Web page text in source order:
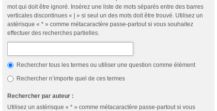
mot qui doit être ignoré. Insérez une liste de mots séparés entre des barres
verticales discontinues « | » si seul un des mots doit être trouvé. Utilisez un
astérisque « * » comme métacaractère passe-partout si vous souhaitez
effectuer des recherches partielles.
Rechercher tous les termes ou utiliser une question comme élément
Rechercher n’importe quel de ces termes
Rechercher par auteur :
Utilisez un astérisque « * » comme métacaractère passe-partout si vous